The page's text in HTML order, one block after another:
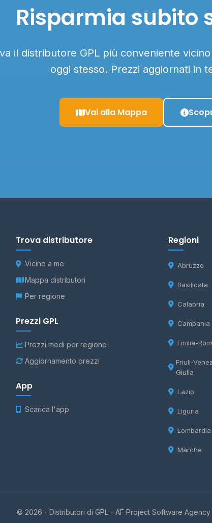
Risparmia subito
il distributore GPL più conveniente
oggi stesso. Prezzi aggiornati in
Vai alla Mappa
Trova distributore
Vicino a me
Mappa distributori
Per regione
Prezzi GPL
Prezzi medi per regione
Aggiornamento prezzi
App
Scarica l'app
Regioni
Abruzzo
Basilicata
Calabria
Campania
Emilia-
Friuli-
Giulia
Lazio
Liguria
Lombardia
Marche
© 2026 - Distributori di GPL - AF Project Software Agency